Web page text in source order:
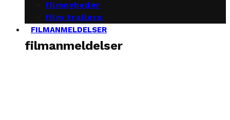
filmnyheder
film trailers
FILMANMELDELSER
filmanmeldelser